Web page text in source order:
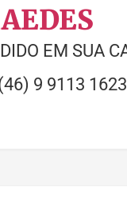
EM SUA
9 9113 1623